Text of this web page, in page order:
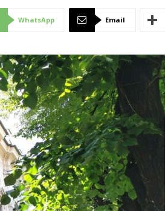
Mantova
WhatsApp Email